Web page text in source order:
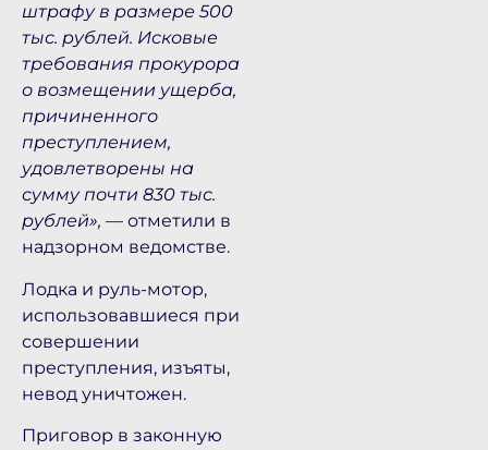
штрафу в размере 500
тыс. рублей. Исковые
требования прокурора
о возмещении ущерба,
причиненного
преступлением,
удовлетворены на
сумму почти 830 тыс.
рублей», — отметили в
надзорном ведомстве.
Лодка и руль-мотор,
использовавшиеся при
совершении
преступления, изъяты,
невод уничтожен.
Приговор в законную